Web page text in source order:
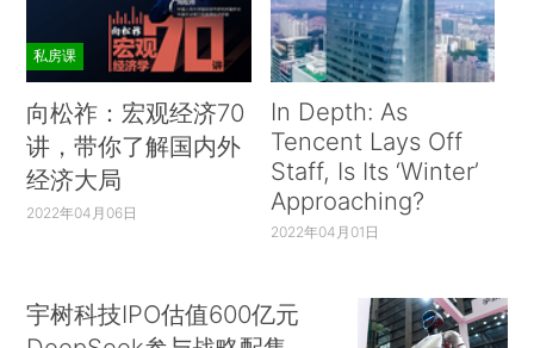
私房课
向松祚：宏观经济70
讲，带你了解国内外
经济大局
2022年04月06日
In Depth: As
Tencent Lays Off
Staff, Is Its ‘Winter’
Approaching?
2022年04月01日
宇树科技IPO估值600亿元